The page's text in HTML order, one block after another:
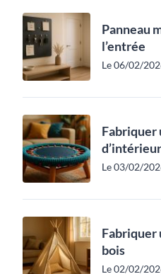
Panneau
l’entrée
Le 06/02/
Fabriquer
d’intérieur
Le 03/02/
Fabriquer
bois
Le 02/02/